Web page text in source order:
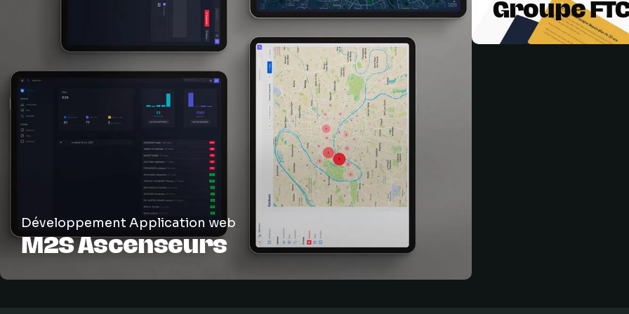
Développement Application web
M2S Ascenseurs
Groupe